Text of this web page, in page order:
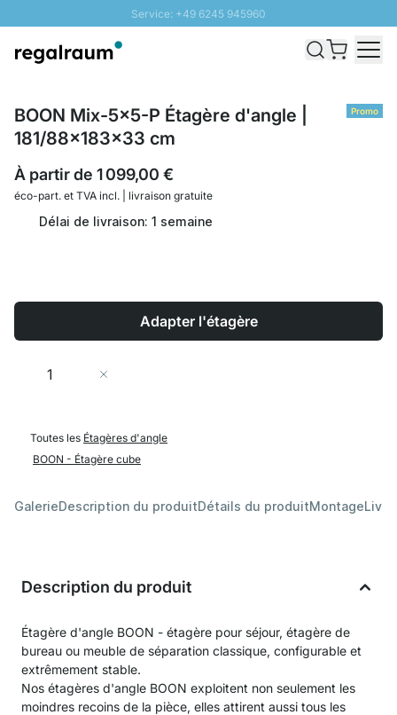
Service: +49 6245 945960
Livraison rapide - Livraison gratuite dès 100€
Promo
BOON Mix-5x5-P Étagère d'angle |
181/88x183x33 cm
À partir de 1 099,00 €
éco-part. et TVA incl. | livraison gratuite
Délai de livraison: 1 semaine
Adapter l'étagère
Quantité
Toutes les Étagères d'angle
BOON - Étagère cube
GalerieDescription du produitDétails du produitMontage
Description du produit
Étagère d'angle BOON - étagère pour séjour, étagère de
bureau ou meuble de séparation classique, configurable et
extrêmement stable.
Nos étagères d'angle BOON exploitent non seulement les
moindres recoins de la pièce, elles attirent aussi tous les